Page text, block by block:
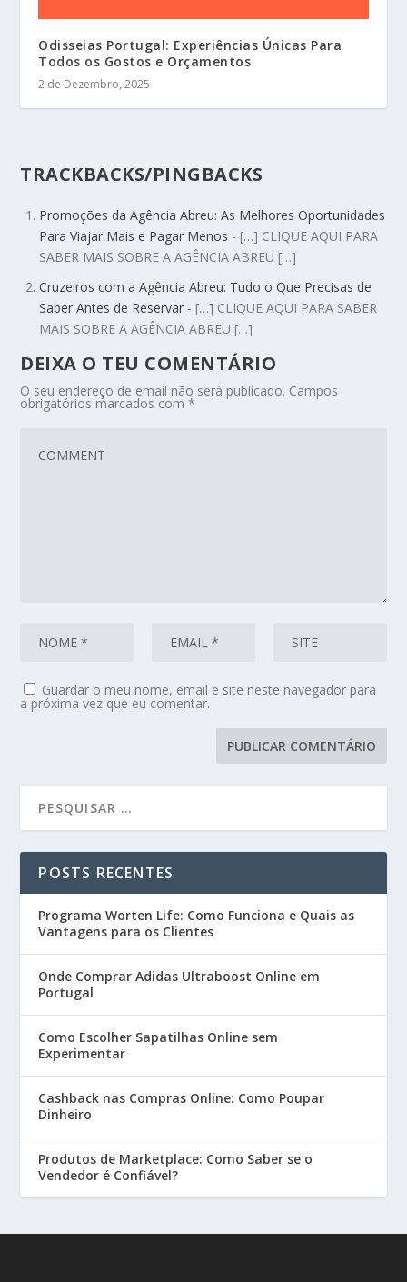
Odisseias Portugal: Experiências Únicas Para
Todos os Gostos e Orçamentos
2 de Dezembro, 2025
TRACKBACKS/PINGBACKS
Promoções da Agência Abreu: As Melhores Oportunidades
Para Viajar Mais e Pagar Menos - […] CLIQUE AQUI PARA
SABER MAIS SOBRE A AGÊNCIA ABREU […]
Cruzeiros com a Agência Abreu: Tudo o Que Precisas de
Saber Antes de Reservar - […] CLIQUE AQUI PARA SABER
MAIS SOBRE A AGÊNCIA ABREU […]
DEIXA O TEU COMENTÁRIO
O seu endereço de email não será publicado. Campos
obrigatórios marcados com*
Guardar o meu nome, email e site neste navegador para
a próxima vez que eu comentar.
POSTS RECENTES
Programa Worten Life: Como Funciona e Quais as
Vantagens para os Clientes
Onde Comprar Adidas Ultraboost Online em
Portugal
Como Escolher Sapatilhas Online sem
Experimentar
Cashback nas Compras Online: Como Poupar
Dinheiro
Produtos de Marketplace: Como Saber se o
Vendedor é Confiável?